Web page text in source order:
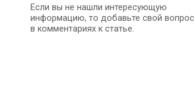
Если вы не нашли интересующую
информацию, то добавьте свой вопрос
в комментариях к статье.